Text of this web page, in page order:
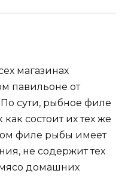
магазинах
павильоне от
сути, рыбное филе
состоит их тех же
филе рыбы имеет
не содержит тех
домашних